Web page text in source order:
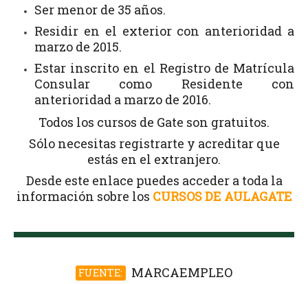
Ser menor de 35 años.
Residir en el exterior con anterioridad a
marzo de 2015.
Estar inscrito en el Registro de Matrícula
Consular como Residente con
anterioridad a marzo de 2016.
Todos los cursos de Gate son gratuitos.
Sólo necesitas registrarte y acreditar que
estás en el extranjero.
Desde este enlace puedes acceder a toda la
información sobre los CURSOS DE AULAGATE
FUENTE:
MARCAEMPLEO